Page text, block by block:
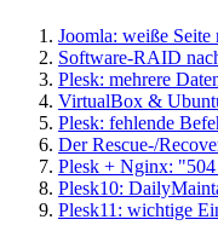
Joomla: weiße
Software-RAID
Plesk: mehrere
VirtualBox &
Plesk: fehlende
Der Rescue-/
Plesk + Nginx:
Plesk10:
Plesk11: wichtige